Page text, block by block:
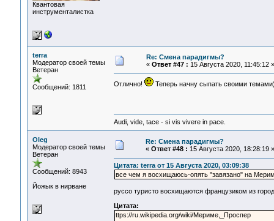
Квантовая
инструменталистка
terra
Модератор своей темы
Ветеран
Сообщений: 1811
Re: Смена парадигмы?
« Ответ #47 : 15 Августа 2020, 11:45:12 »
Отлично! Теперь начну сыпать своими
Audi, vide, tace - si vis vivere in pace.
Oleg
Модератор своей темы
Ветеран
Сообщений: 8943
Йожык в нирване
Re: Смена парадигмы?
« Ответ #48 : 15 Августа 2020, 18:28:19 »
Цитата: terra от 15 Августа 2020, 03:09:38
все чем я восхищаюсь-опять "завязано" на
руссо туристо восхищаются французиком из
Цитата:
ttps://ru.wikipedia.org/wiki/Мериме,_Проспер